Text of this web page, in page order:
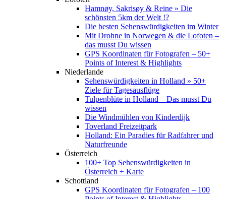
Hamnøy, Sakrisøy & Reine » Die
schönsten 5km der Welt !?
Die besten Sehenswürdigkeiten im Winter
Mit Drohne in Norwegen & die Lofoten –
das musst Du wissen
GPS Koordinaten für Fotografen – 50+
Points of Interest & Highlights
Niederlande
Sehenswürdigkeiten in Holland » 50+
Ziele für Tagesausflüge
Tulpenblüte in Holland – Das musst Du
wissen
Die Windmühlen von Kinderdijk
Toverland Freizeitpark
Holland: Ein Paradies für Radfahrer und
Naturfreunde
Österreich
100+ Top Sehenswürdigkeiten in
Österreich + Karte
Schottland
GPS Koordinaten für Fotografen – 100